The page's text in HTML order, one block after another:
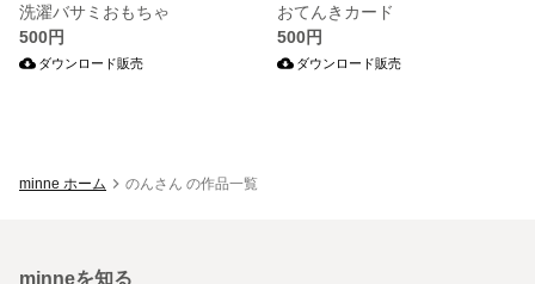
洗濯バサミおもちゃ
500円
ダウンロード販売
おてんきカード
500円
ダウンロード販売
minne ホーム のんさん の作品一覧
minneを知る